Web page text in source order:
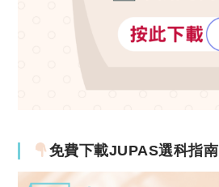
免費下載JUPAS選科指南